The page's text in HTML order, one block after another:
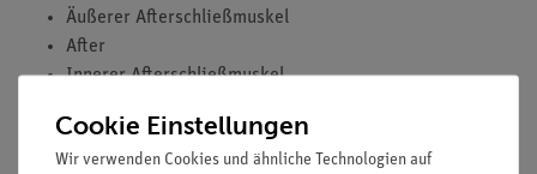
Äußerer Afterschließmuskel
After
Innerer Afterschließmuskel
Erweiterter Teil des Mastdarms
Vorsteherdrüse
Cookie Einstellungen
Wir verwenden Cookies und ähnliche Technologien auf